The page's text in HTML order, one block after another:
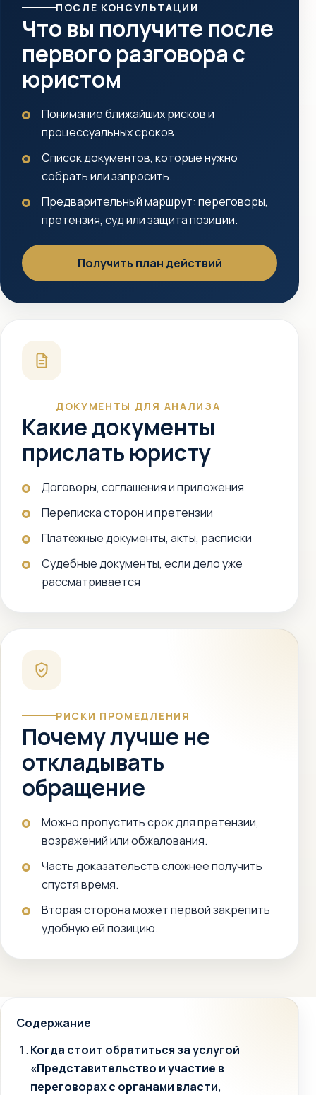
ПОСЛЕ КОНСУЛЬТАЦИИ
Что вы получите после
первого разговора с
юристом
Понимание ближайших рисков и
процессуальных сроков.
Список документов, которые нужно
собрать или запросить.
Предварительный маршрут: переговоры,
претензия, суд или защита позиции.
Получить план действий
ДОКУМЕНТЫ ДЛЯ АНАЛИЗА
Какие документы
прислать юристу
Договоры, соглашения и приложения
Переписка сторон и претензии
Платёжные документы, акты, расписки
Судебные документы, если дело уже
рассматривается
РИСКИ ПРОМЕДЛЕНИЯ
Почему лучше не
откладывать
обращение
Можно пропустить срок для претензии,
возражений или обжалования.
Часть доказательств сложнее получить
спустя время.
Вторая сторона может первой закрепить
удобную ей позицию.
Содержание
Когда стоит обратиться за услугой
«Представительство и участие в
переговорах с органами власти,